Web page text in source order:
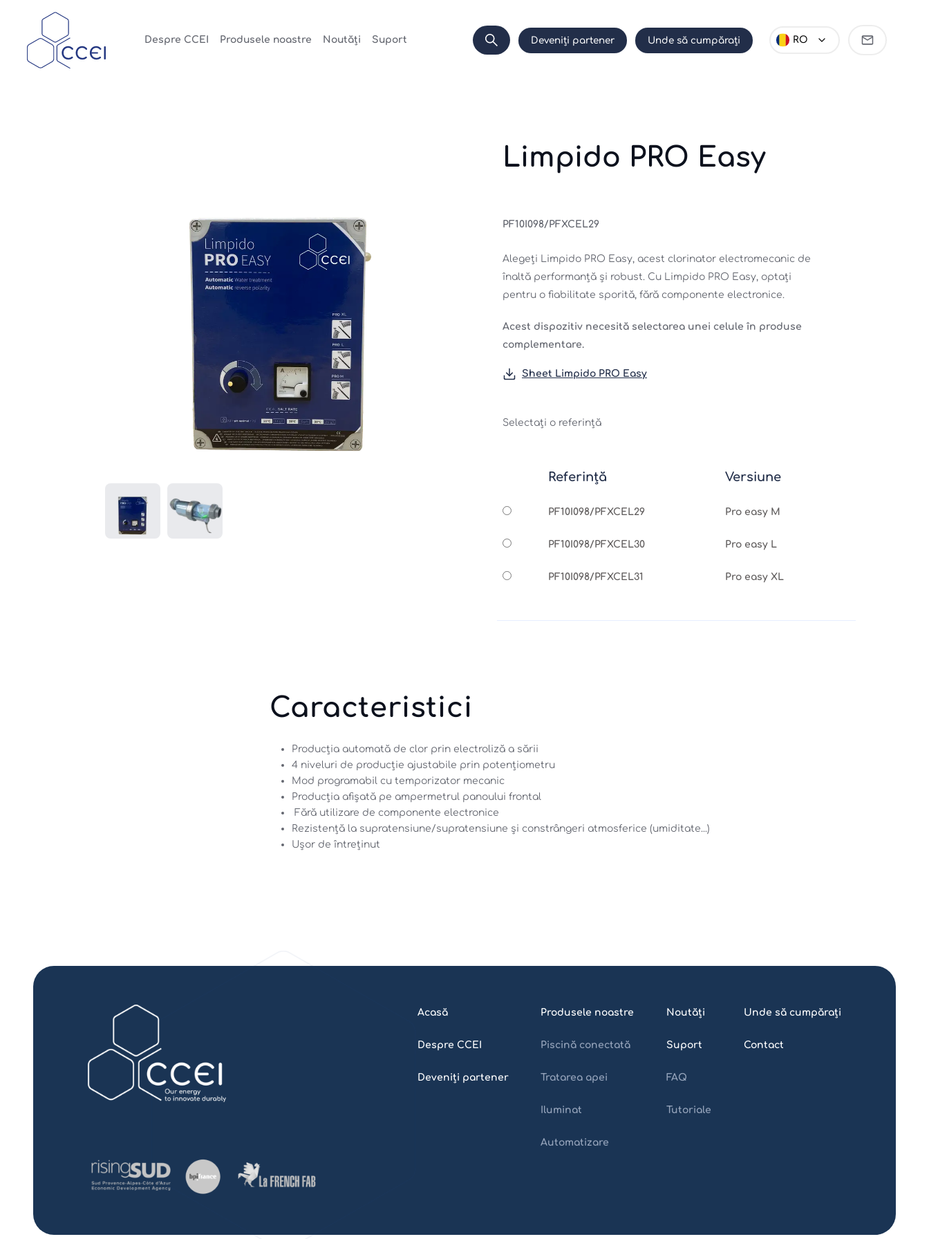
Despre CCEI Produsele noastre Noutăți Suport Deveniți partener Unde să cumpărați RO
Deveniți
partener
Limpido PRO Easy
PF10I098/PFXCEL29
Alegeți Limpido PRO Easy, acest clorinator electromecanic de
înaltă performanță și robust. Cu Limpido PRO Easy, optați
pentru o fiabilitate sporită, fără componente electronice.
Acest dispozitiv necesită selectarea unei celule în produse
complementare.
Sheet Limpido PRO Easy
Selectați o referință
Referință Versiune
PF10I098/PFXCEL29 Pro easy M
PF10I098/PFXCEL30 Pro easy L
PF10I098/PFXCEL31 Pro easy XL
Caracteristici
Producția automată de clor prin electroliză a sării
4 niveluri de producție ajustabile prin potențiometru
Mod programabil cu temporizator mecanic
Producția afișată pe ampermetrul panoului frontal
Fără utilizare de componente electronice
Rezistență la supratensiune/supratensiune și constrângeri atmosferice (umiditate...)
Ușor de întreținut
Acasă
Despre CCEI
Deveniți partener
Produsele noastre
Piscină conectată
Tratarea apei
Iluminat
Automatizare
Noutăți
Suport
FAQ
Tutoriale
Unde să cumpărați
Contact